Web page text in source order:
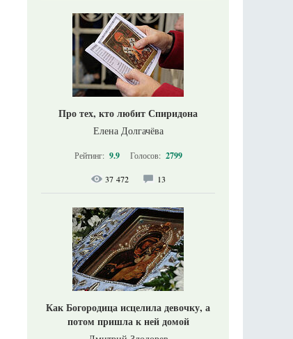
Про тех, кто любит Спиридона
Елена Долгачёва
Рейтинг: 9.9 Голосов: 2799
37 472 13
Как Богородица исцелила девочку, а
потом пришла к ней домой